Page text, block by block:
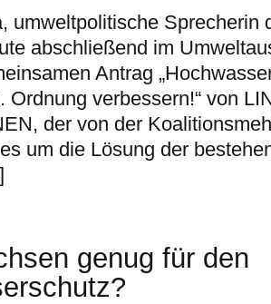
umweltpolitische Sprecherin
abschließend im
Antrag
Ordnung verbessern!“ von
der von der
um die Lösung der
genug für den